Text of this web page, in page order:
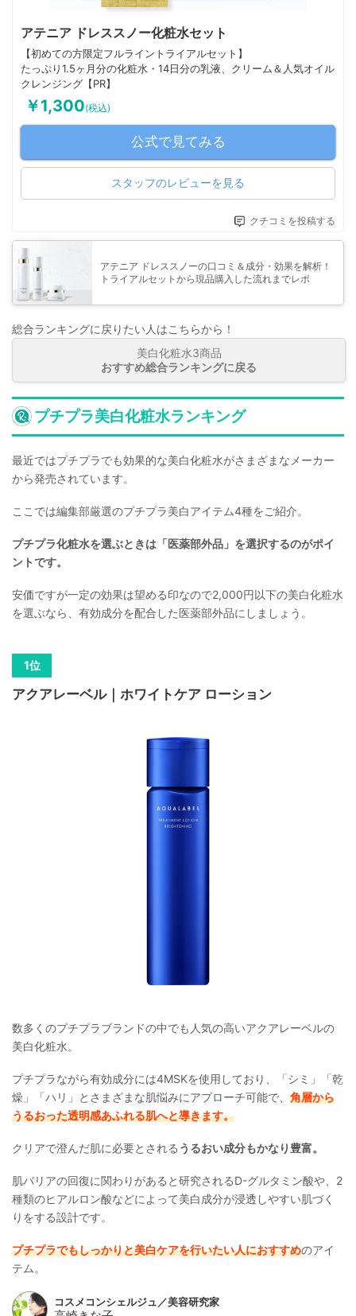
アテニア ドレススノー化粧水セット
【初めての方限定フルライントライアルセット】
たっぷり1.5ヶ月分の化粧水・14日分の乳液、クリーム＆人気オイル
クレンジング【PR】
￥1,300(税込)
公式で見てみる
スタッフのレビューを見る
クチコミを投稿する
アテニア ドレススノーの口コミ＆成分・効果を解析！
トライアルセットから現品購入した流れまでレポ
総合ランキングに戻りたい人はこちらから！
美白化粧水3商品
おすすめ総合ランキングに戻る
プチプラ美白化粧水ランキング
最近ではプチプラでも効果的な美白化粧水がさまざまなメーカー
から発売されています。
ここでは編集部厳選のプチプラ美白アイテム4種をご紹介。
プチプラ化粧水を選ぶときは「医薬部外品」を選択するのがポイ
ントです。
安価ですが一定の効果は望める印なので2,000円以下の美白化粧水
を選ぶなら、有効成分を配合した医薬部外品にしましょう。
アクアレーベル｜ホワイトケア ローション
数多くのプチプラブランドの中でも人気の高いアクアレーベルの
美白化粧水。
プチプラながら有効成分には4MSKを使用しており、「シミ」「乾
燥」「ハリ」とさまざまな肌悩みにアプローチ可能で、 角層から
うるおった透明感あふれる肌へと導きます。
クリアで澄んだ肌に必要とされる うるおい成分もかなり豊富。
肌バリアの回復に関わりがあると研究されるD-グルタミン酸や、2
種類のヒアルロン酸などによって美白成分が浸透しやすい肌づく
りをする設計です。
プチプラでもしっかりと美白ケアを行いたい人におすすめのアイ
テム。